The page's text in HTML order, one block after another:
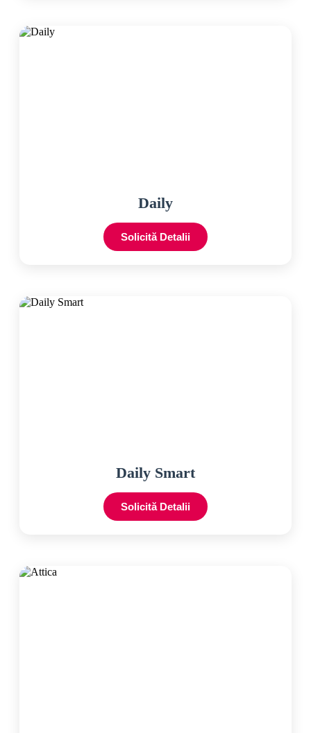
Daily
Solicită Detalii
Daily Smart
Solicită Detalii